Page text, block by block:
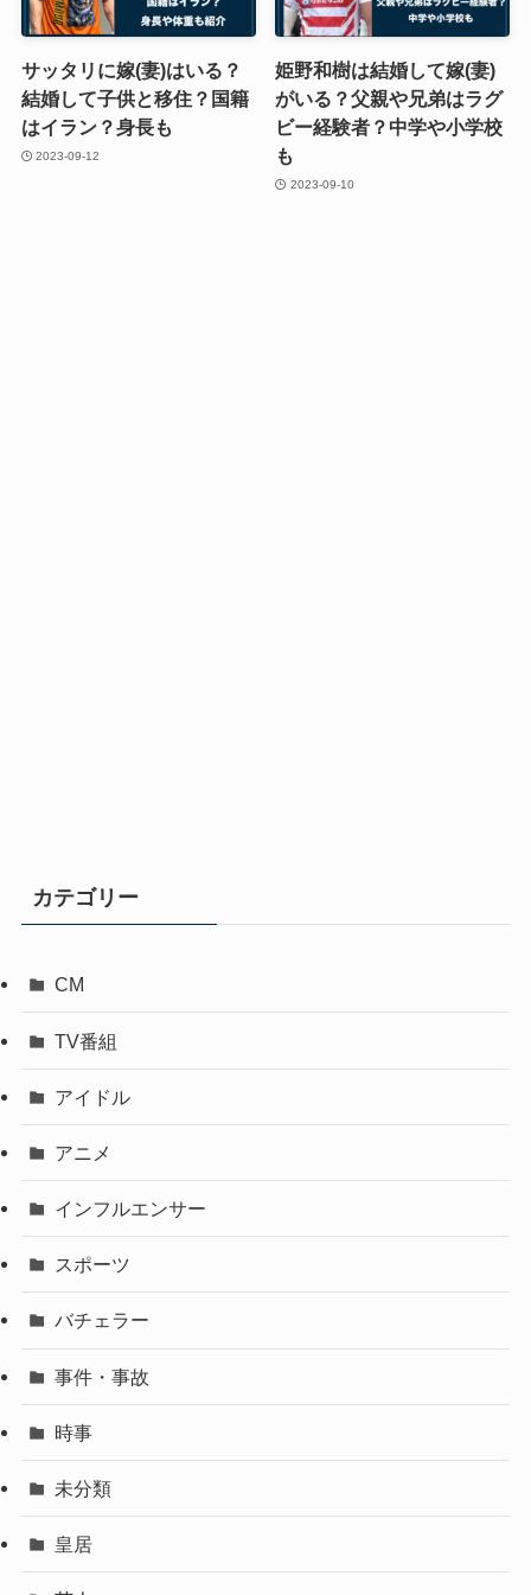
サッタリに嫁(妻)はいる？
結婚して子供と移住？国籍
はイラン？身長も
2023-09-12
姫野和樹は結婚して嫁(妻)
がいる？父親や兄弟はラグ
ビー経験者？中学や小学校
も
2023-09-10
カテゴリー
CM
TV番組
アイドル
アニメ
インフルエンサー
スポーツ
バチェラー
事件・事故
時事
未分類
皇居